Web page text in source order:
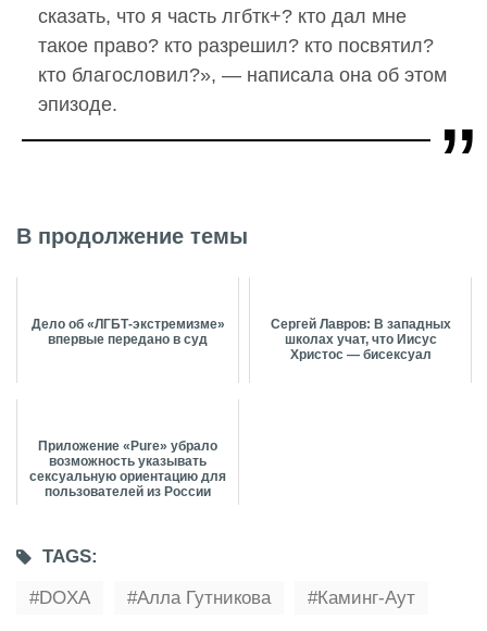
сказать, что я часть лгбтк+? кто дал мне
такое право? кто разрешил? кто посвятил?
кто благословил?», — написала она об этом
эпизоде.
В продолжение темы
Дело об «ЛГБТ-экстремизме»
впервые передано в суд
Сергей Лавров: В западных
школах учат, что Иисус
Христос — бисексуал
Приложение «Pure» убрало
возможность указывать
сексуальную ориентацию для
пользователей из России
TAGS:
DOXA
Алла Гутникова Каминг-Аут